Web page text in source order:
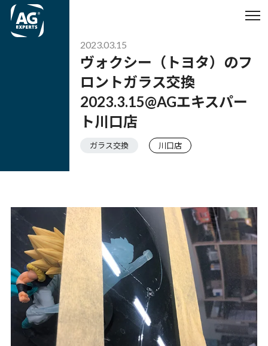
2023.03.15
ヴォクシー（トヨタ）のフ
ロントガラス交換
2023.3.15@AGエキスパー
ト川口店
ガラス交換 川口店